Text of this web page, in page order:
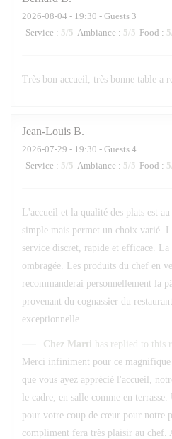
2026-08-04 - 19:30 - Guests 3
Service : 5/5 Ambiance : 5/5 Food : 5
Très bon accueil, très bonne table a
Jean-Louis B
2026-07-29 - 19:30 - Guests 4
Service : 5/5 Ambiance : 5/5 Food : 5
L'accueil et la qualité des plats est
simple mais permet un choix varié.
service discret, rapide et efficace. La
ombragée. Les produits du chef en
recommanderai personnellement la
provenant du cognassier du
exceptionnelle.
Chez Marti has replied to this
Merci infiniment pour ce
que vous ayez apprécié l'accueil,
le cadre, en salle comme en
pour votre coup de cœur pour notre
compliment fera très plaisir au